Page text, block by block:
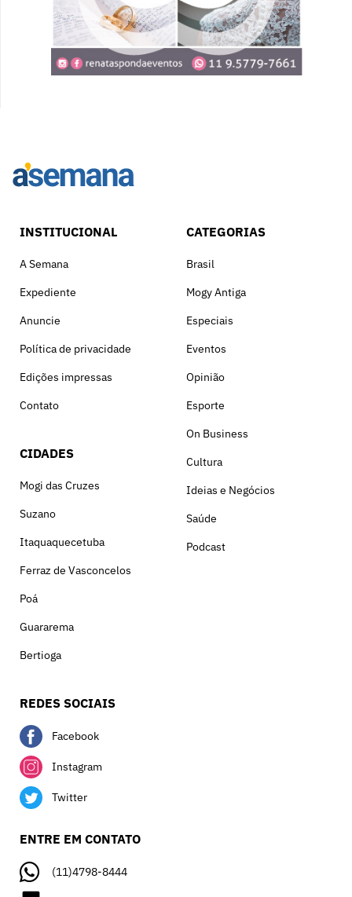
INSTITUCIONAL
A Semana
Expediente
Anuncie
Política de privacidade
Edições impressas
Contato
CIDADES
Mogi das Cruzes
Suzano
Itaquaquecetuba
Ferraz de Vasconcelos
Poá
Guararema
Bertioga
CATEGORIAS
Brasil
Mogy Antiga
Especiais
Eventos
Opinião
Esporte
On Business
Cultura
Ideias e Negócios
Saúde
Podcast
REDES SOCIAIS
Facebook
Instagram
Twitter
ENTRE EM CONTATO
(11)4798-8444